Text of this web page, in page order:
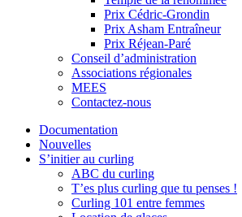
Prix Cédric-Grondin
Prix Asham Entraîneur
Prix Réjean-Paré
Conseil d’administration
Associations régionales
MEES
Contactez-nous
Documentation
Nouvelles
S’initier au curling
ABC du curling
T’es plus curling que tu penses !
Curling 101 entre femmes